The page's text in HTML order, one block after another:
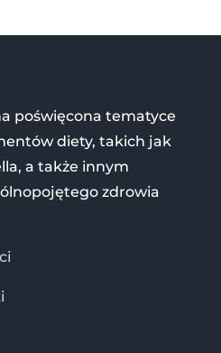
poświęcona tematyce
diety, takich jak
a także innym
zdrowia